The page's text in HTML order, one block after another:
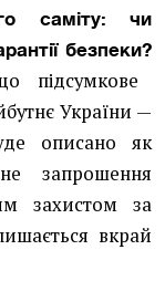
саміту: чи
безпеки?
підсумкове
України —
описано як
запрошення
захистом за
вкрай